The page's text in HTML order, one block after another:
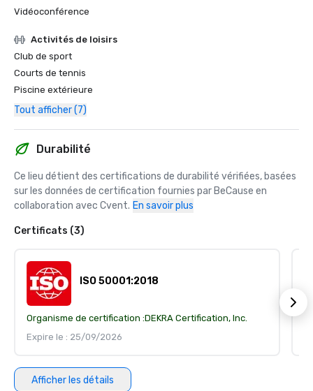
Vidéoconférence
Activités de loisirs
Club de sport
Courts de tennis
Piscine extérieure
Tout afficher (7)
Durabilité
Ce lieu détient des certifications de durabilité vérifiées, basées
sur les données de certification fournies par BeCause en
collaboration avec Cvent. En savoir plus
Certificats (3)
ISO 50001:2018
Organisme de certification :DEKRA Certification, Inc.
Expire le : 25/09/2026
Afficher les détails